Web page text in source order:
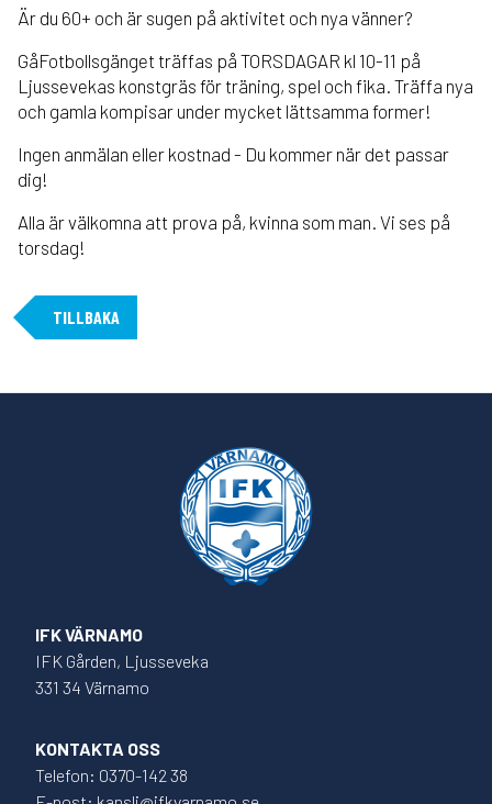
Är du 60+ och är sugen på aktivitet och nya vänner?
GåFotbollsgänget träffas på TORSDAGAR kl 10-11 på
Ljussevekas konstgräs för träning, spel och fika. Träffa nya
och gamla kompisar under mycket lättsamma former!
Ingen anmälan eller kostnad - Du kommer när det passar
dig!
Alla är välkomna att prova på, kvinna som man. Vi ses på
torsdag!
TILLBAKA
IFK VÄRNAMO
IFK Gården, Ljusseveka
331 34 Värnamo
KONTAKTA OSS
Telefon: 0370-142 38